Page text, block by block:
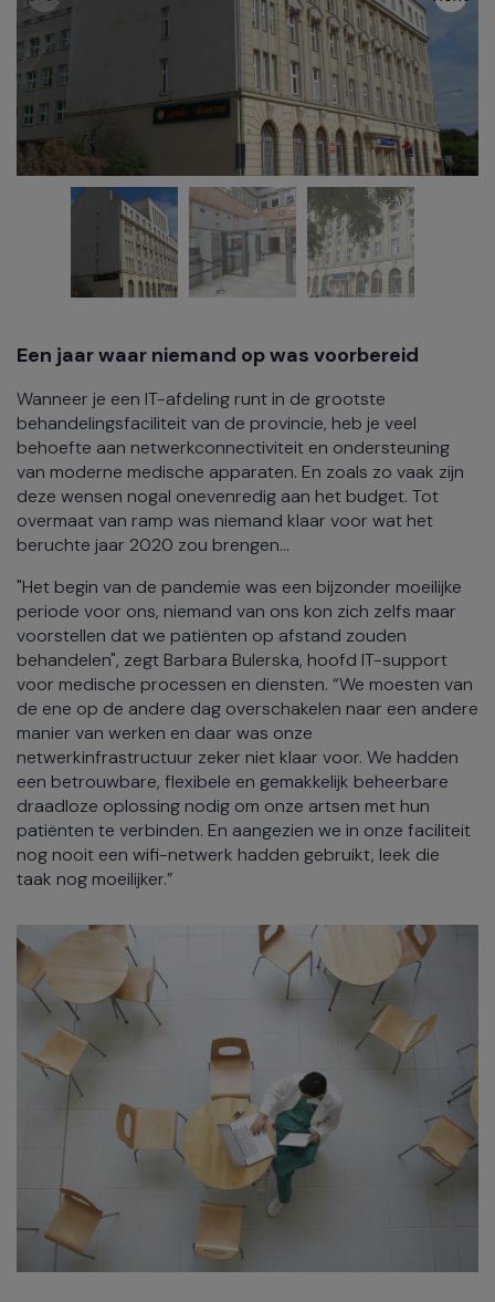
Een jaar waar niemand op was voorbereid
Wanneer je een IT-afdeling runt in de grootste
behandelingsfaciliteit van de provincie, heb je veel
behoefte aan netwerkconnectiviteit en ondersteuning
van moderne medische apparaten. En zoals zo vaak zijn
deze wensen nogal onevenredig aan het budget. Tot
overmaat van ramp was niemand klaar voor wat het
beruchte jaar 2020 zou brengen...
"Het begin van de pandemie was een bijzonder moeilijke
periode voor ons, niemand van ons kon zich zelfs maar
voorstellen dat we patiënten op afstand zouden
behandelen", zegt Barbara Bulerska, hoofd IT-support
voor medische processen en diensten. “We moesten van
de ene op de andere dag overschakelen naar een andere
manier van werken en daar was onze
netwerkinfrastructuur zeker niet klaar voor. We hadden
een betrouwbare, flexibele en gemakkelijk beheerbare
draadloze oplossing nodig om onze artsen met hun
patiënten te verbinden. En aangezien we in onze faciliteit
nog nooit een wifi-netwerk hadden gebruikt, leek die
taak nog moeilijker.”